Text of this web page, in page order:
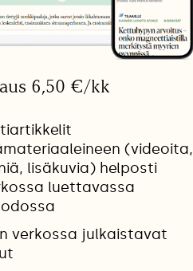
6,50 €/kk
(videoita,
lisäkuvia) helposti
luettavassa
verkossa julkaistavat